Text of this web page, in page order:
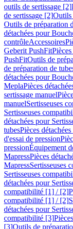
outils de sertissage [2]
de sertissage [2]Outils
Outils de préparation
détachées pour
contrôleAccessoires
Geberit PushFit
PushFitOutils de
de préparation de
détachées pour
MeplaPièces
sertissage manuel
manuelSertisseuses
Sertisseuses
détachées pour
tubesPièces
d'essai de pression
pressionÉquipement
MapressPièces
MapressSertisseuses
Sertisseuses
détachées pour
compatibilité [1] / [2]
compatibilité [1] / [2]
détachées pour
compatibilité [3]
[3]Outils de